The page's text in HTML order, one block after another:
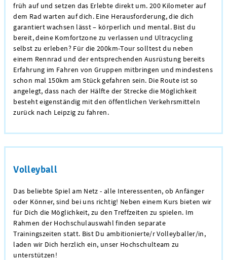
früh auf und setzen das Erlebte direkt um. 200 Kilometer auf
dem Rad warten auf dich. Eine Herausforderung, die dich
garantiert wachsen lässt – körperlich und mental. Bist du
bereit, deine Komfortzone zu verlassen und Ultracycling
selbst zu erleben? Für die 200km-Tour solltest du neben
einem Rennrad und der entsprechenden Ausrüstung bereits
Erfahrung im Fahren von Gruppen mitbringen und mindestens
schon mal 150km am Stück gefahren sein. Die Route ist so
angelegt, dass nach der Hälfte der Strecke die Möglichkeit
besteht eigenständig mit den öffentlichen Verkehrsmitteln
zurück nach Leipzig zu fahren.
Volleyball
Das beliebte Spiel am Netz - alle Interessenten, ob Anfänger
oder Könner, sind bei uns richtig! Neben einem Kurs bieten wir
für Dich die Möglichkeit, zu den Treffzeiten zu spielen. Im
Rahmen der Hochschulauswahl finden separate
Trainingszeiten statt. Bist Du ambitionierte/r Volleyballer/in,
laden wir Dich herzlich ein, unser Hochschulteam zu
unterstützen!